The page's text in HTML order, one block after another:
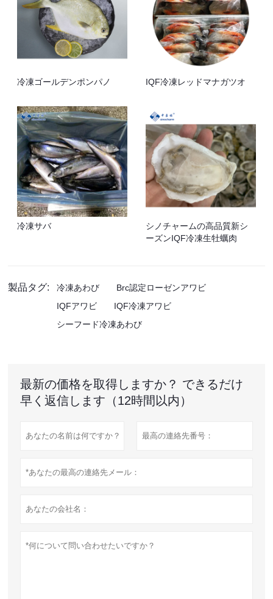
冷凍ゴールデンポンパノ IQF冷凍レッドマナガツオ
冷凍サバ
シノチャームの高品質新シ
ーズンIQF冷凍生牡蠣肉
製品タグ: 冷凍あわび
Brc認定ローゼンアワビ
IQFアワビ
IQF冷凍アワビ
シーフード冷凍あわび
最新の価格を取得しますか？ できるだけ
早く返信します（12時間以内）